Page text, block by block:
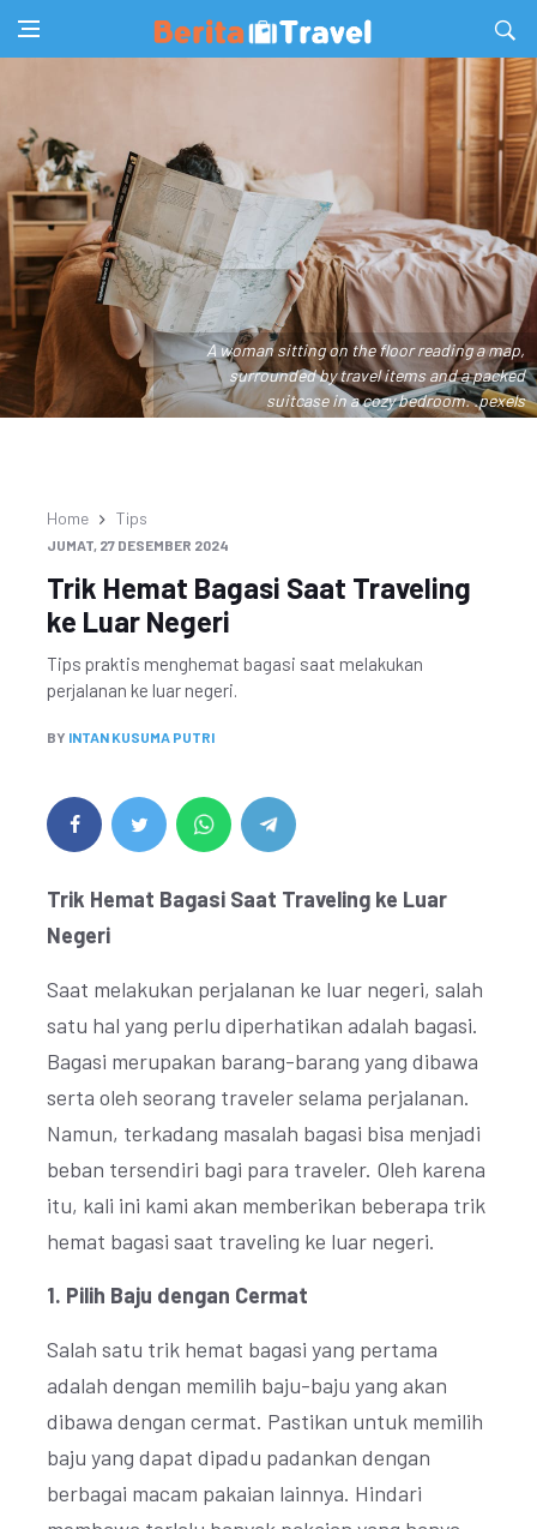
A woman sitting on the floor reading a map,
surrounded by travel items and a packed
suitcase in a cozy bedroom. .pexels
Home Tips
JUMAT, 27 DESEMBER 2024
Trik Hemat Bagasi Saat Traveling
ke Luar Negeri
Tips praktis menghemat bagasi saat melakukan
perjalanan ke luar negeri.
BY INTAN KUSUMA PUTRI
Trik Hemat Bagasi Saat Traveling ke Luar
Negeri
Saat melakukan perjalanan ke luar negeri, salah
satu hal yang perlu diperhatikan adalah bagasi.
Bagasi merupakan barang-barang yang dibawa
serta oleh seorang traveler selama perjalanan.
Namun, terkadang masalah bagasi bisa menjadi
beban tersendiri bagi para traveler. Oleh karena
itu, kali ini kami akan memberikan beberapa trik
hemat bagasi saat traveling ke luar negeri.
1. Pilih Baju dengan Cermat
Salah satu trik hemat bagasi yang pertama
adalah dengan memilih baju-baju yang akan
dibawa dengan cermat. Pastikan untuk memilih
baju yang dapat dipadu padankan dengan
berbagai macam pakaian lainnya. Hindari